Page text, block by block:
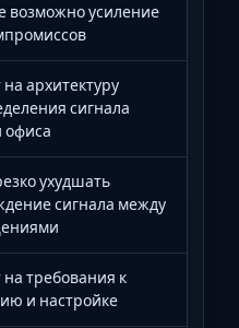
возможно усиление
на архитектуру
сигнала
офиса
ухудшать
сигнала между
на требования к
и настройке